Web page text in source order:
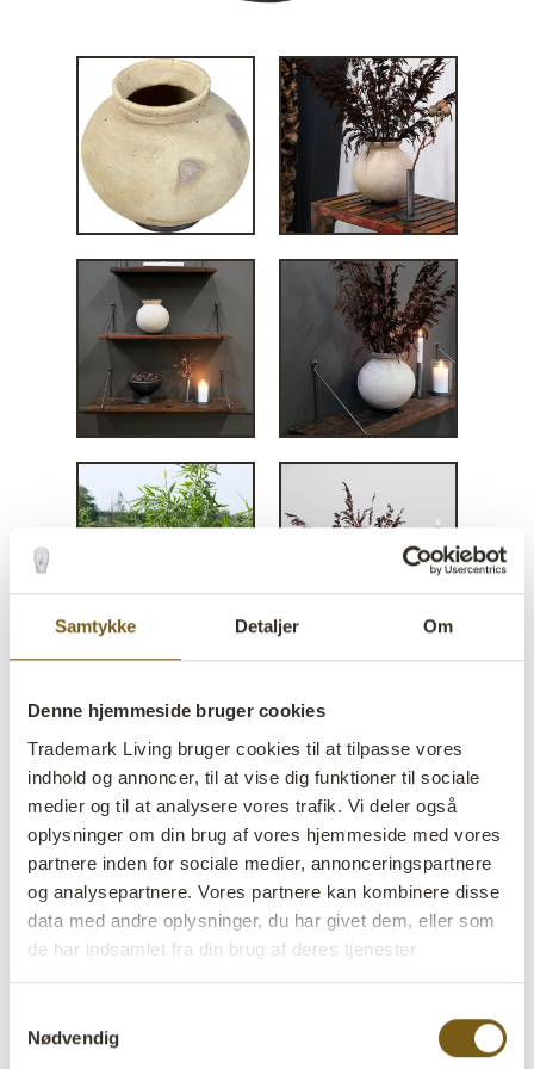
Samtykke Detaljer Om
Denne hjemmeside bruger cookies
Trademark Living bruger cookies til at tilpasse vores
indhold og annoncer, til at vise dig funktioner til sociale
medier og til at analysere vores trafik. Vi deler også
oplysninger om din brug af vores hjemmeside med vores
partnere inden for sociale medier, annonceringspartnere
og analysepartnere. Vores partnere kan kombinere disse
data med andre oplysninger, du har givet dem, eller som
de har indsamlet fra din brug af deres tjenester
Nødvendig
Dali lerkrukke med jernring -
S